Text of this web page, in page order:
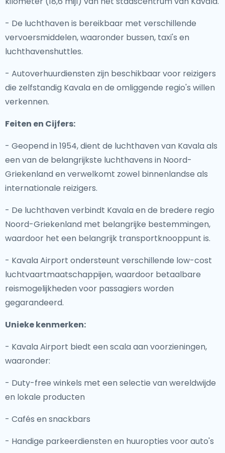
- De luchthaven is bereikbaar met verschillende
vervoersmiddelen, waaronder bussen, taxi's en
luchthavenshuttles.
- Autoverhuurdiensten zijn beschikbaar voor reizigers
die zelfstandig Kavala en de omliggende regio's willen
verkennen.
Feiten en Cijfers:
- Geopend in 1954, dient de luchthaven van Kavala als
een van de belangrijkste luchthavens in Noord-
Griekenland en verwelkomt zowel binnenlandse als
internationale reizigers.
- De luchthaven verbindt Kavala en de bredere regio
Noord-Griekenland met belangrijke bestemmingen,
waardoor het een belangrijk transportknooppunt is.
- Kavala Airport ondersteunt verschillende low-cost
luchtvaartmaatschappijen, waardoor betaalbare
reismogelijkheden voor passagiers worden
gegarandeerd.
Unieke kenmerken:
- Kavala Airport biedt een scala aan voorzieningen,
waaronder:
- Duty-free winkels met een selectie van wereldwijde
en lokale producten
- Cafés en snackbars
- Handige parkeerdiensten en huuropties voor auto's